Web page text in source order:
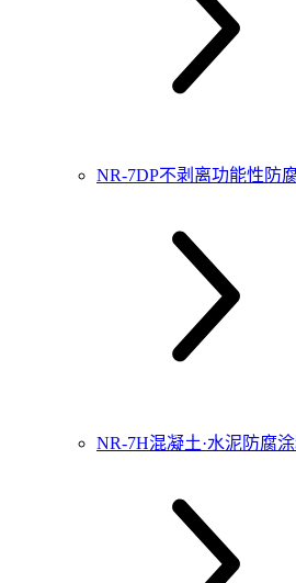
NR-7DP不剥离功能性防
NR-7H混凝土·水泥防腐涂